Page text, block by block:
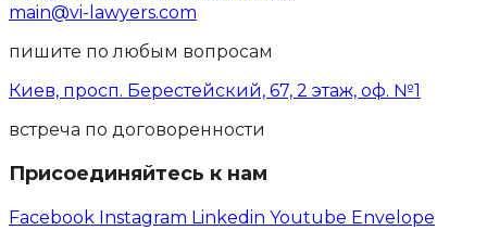
main@vi-lawyers.com
пишите по любым вопросам
Киев, просп. Берестейский, 67, 2 этаж, оф. №1
встреча по договоренности
Присоединяйтесь к нам
Facebook Instagram Linkedin Youtube Envelope